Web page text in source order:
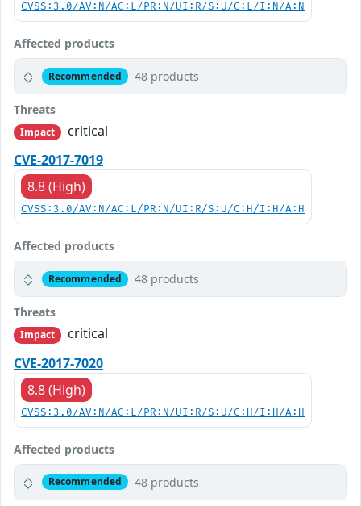
CVSS:3.0/AV:N/AC:L/PR:N/UI:R/S:U/C:L/I:N/A:N
Affected products
Recommended 48 products
Threats
Impact
critical
CVE-2017-7019
8.8 (High)
CVSS:3.0/AV:N/AC:L/PR:N/UI:R/S:U/C:H/I:H/A:H
Affected products
Recommended 48 products
Threats
Impact
critical
CVE-2017-7020
8.8 (High)
CVSS:3.0/AV:N/AC:L/PR:N/UI:R/S:U/C:H/I:H/A:H
Affected products
Recommended 48 products